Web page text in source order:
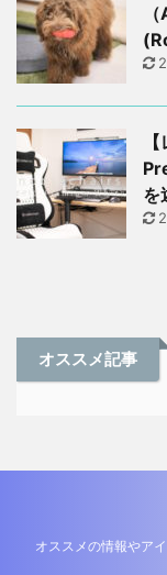
を
オススメ記事
オススメの情報やア